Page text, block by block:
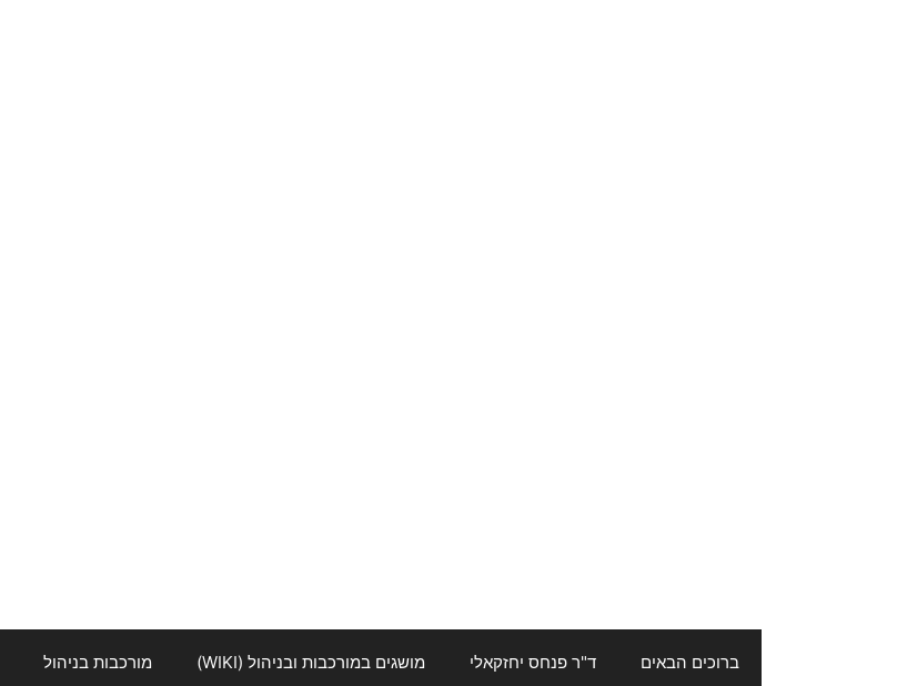
ברוכים הבאים ד"ר פנחס יחזקאלי מושגים במורכבות ובניהול (WIKI) מורכבות בניהול